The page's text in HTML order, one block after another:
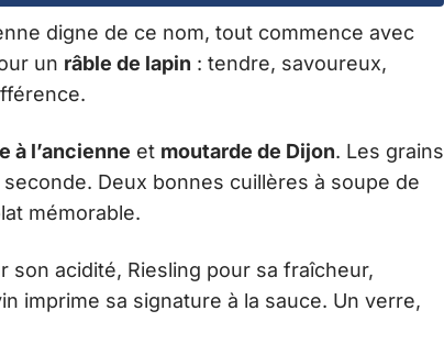
digne de ce nom, tout commence avec
un râble de lapin : tendre, savoureux,
à l’ancienne et moutarde de Dijon. Les grains
Deux bonnes cuillères à soupe de
mémorable.
son acidité, Riesling pour sa fraîcheur,
imprime sa signature à la sauce. Un verre,